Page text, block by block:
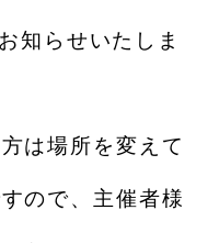
知らせいたしま
は場所を変えて
ので、主催者様